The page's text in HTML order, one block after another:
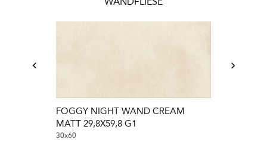
FOGGY NIGHT WAND CREAM
MATT 29,8X59,8 G1
30x60